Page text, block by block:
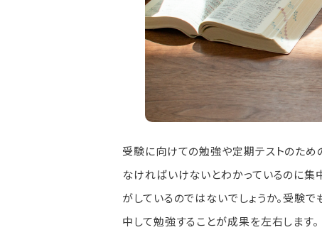
受験に向けての勉強や定期テストのため
なければいけないとわかっているのに集
がしているのではないでしょうか。受験
中して勉強することが成果を左右します。